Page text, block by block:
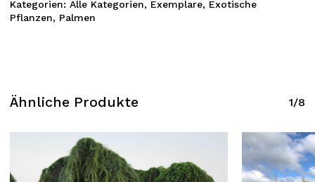
Kategorien: Alle Kategorien, Exemplare, Exotische
Pflanzen, Palmen
Ähnliche Produkte 1/8